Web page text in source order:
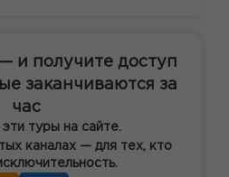
и получите доступ
заканчиваются за
час
туры на сайте.
каналах — для тех, кто